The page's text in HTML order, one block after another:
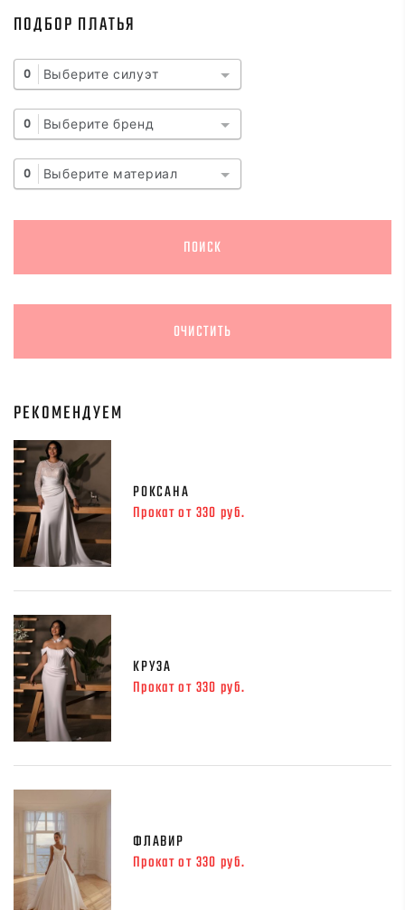
ПОДБОР ПЛАТЬЯ
0 Выберите силуэт
0 Выберите бренд
0 Выберите материал
РЕКОМЕНДУЕМ
РОКСАНА
Прокат от 330 руб.
КРУЗА
Прокат от 330 руб.
ФЛАВИР
Прокат от 330 руб.